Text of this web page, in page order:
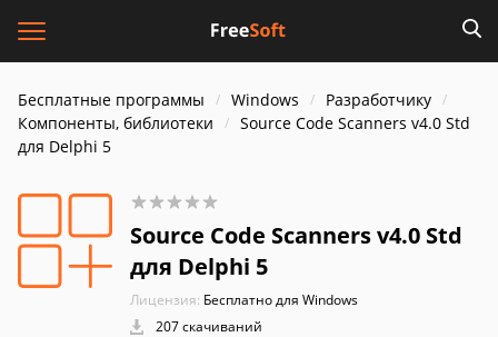
Бесплатные программы Windows
Разработчику
Компоненты, библиотеки
Source Code Scanners v4.0 Std
для Delphi 5
Source Code Scanners v4.0 Std
для Delphi 5
Лицензия: Бесплатно для Windows
207 скачиваний